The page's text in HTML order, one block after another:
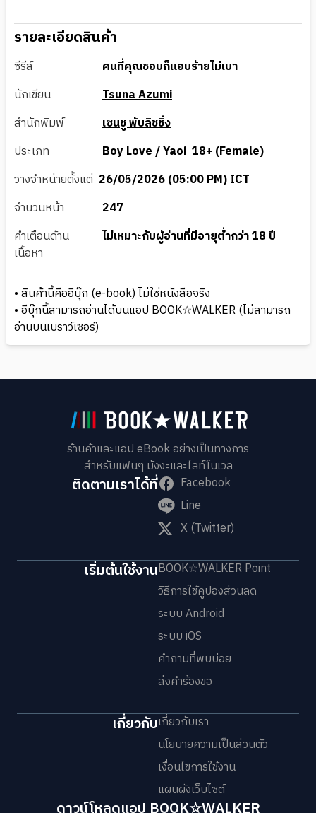
รายละเอียดสินค้า
ซีรีส์
คนที่คุณชอบก็แอบร้ายไม่เบา
นักเขียน
Tsuna Azumi
สำนักพิมพ์
เซนชู พับลิชชิ่ง
ประเภท
Boy Love / Yaoi 18+ (Female)
วางจำหน่ายตั้งแต่ 26/05/2026 (05:00 PM) ICT
จำนวนหน้า
247
คำเตือนด้าน
เนื้อหา
ไม่เหมาะกับผู้อ่านที่มีอายุต่ำกว่า 18 ปี
• สินค้านี้คืออีบุ๊ก (e-book) ไม่ใช่หนังสือจริง
• อีบุ๊กนี้สามารถอ่านได้บนแอป BOOK☆WALKER (ไม่สามารถ
อ่านบนเบราว์เซอร์)
ร้านค้าและแอป eBook อย่างเป็นทางการ
สำหรับแฟนๆ มังงะและไลท์โนเวล
ติดตามเราได้ที่
Facebook
Line
X (Twitter)
เริ่มต้นใช้งานBOOK☆WALKER Point
วิธีการใช้คูปองส่วนลด
ระบบ Android
ระบบ iOS
คำถามที่พบบ่อย
ส่งคำร้องขอ
เกี่ยวกับเกี่ยวกับเรา
นโยบายความเป็นส่วนตัว
เงื่อนไขการใช้งาน
แผนผังเว็บไซต์